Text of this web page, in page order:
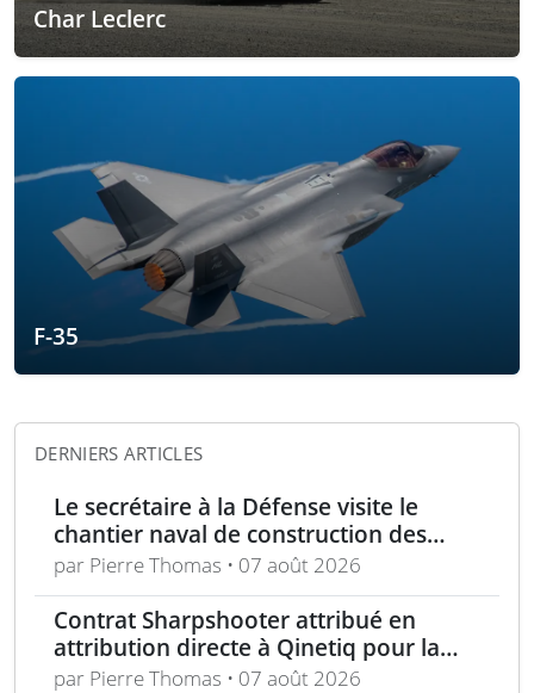
Char Leclerc
F-35
DERNIERS ARTICLES
Le secrétaire à la Défense visite le
chantier naval de construction des
frégates Type 31 à Rosyth
par Pierre Thomas • 07 août 2026
Contrat Sharpshooter attribué en
attribution directe à Qinetiq pour la
période 2026-2028
par Pierre Thomas • 07 août 2026